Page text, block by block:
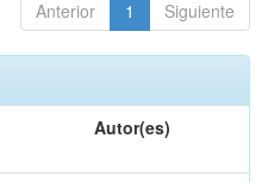
Anterior 1 Siguiente
Autor(es)